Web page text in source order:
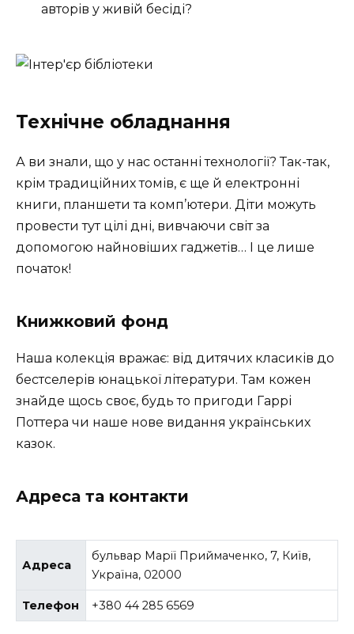
авторів у живій бесіді?
Технічне обладнання
А ви знали, що у нас останні технології? Так-так,
крім традиційних томів, є ще й електронні
книги, планшети та комп’ютери. Діти можуть
провести тут цілі дні, вивчаючи світ за
допомогою найновіших гаджетів… І це лише
початок!
Книжковий фонд
Наша колекція вражає: від дитячих класиків до
бестселерів юнацької літератури. Там кожен
знайде щось своє, будь то пригоди Гаррі
Поттера чи наше нове видання українських
казок.
Адреса та контакти
Адреса
бульвар Марії Приймаченко, 7, Київ,
Україна, 02000
Телефон +380 44 285 6569